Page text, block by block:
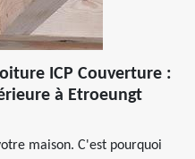
ICP Couverture :
à Etroeungt
maison. C'est pourquoi